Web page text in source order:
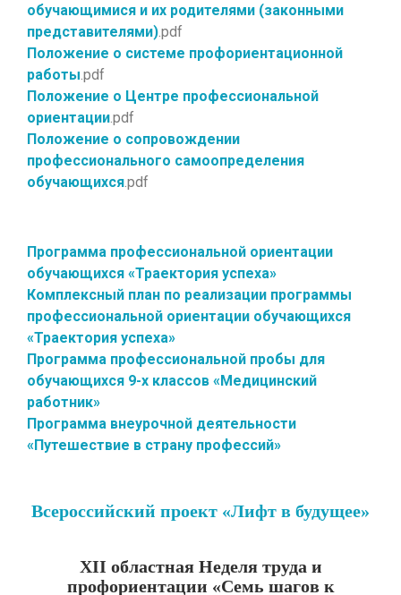
обучающимися и их родителями (законными
представителями).pdf
Положение о системе профориентационной
работы.pdf
Положение о Центре профессиональной
ориентации.pdf
Положение о сопровождении
профессионального самоопределения
обучающихся.pdf
Программа профессиональной ориентации
обучающихся «Траектория успеха»
Комплексный план по реализации программы
профессиональной ориентации обучающихся
«Траектория успеха»
Программа профессиональной пробы для
обучающихся 9-х классов «Медицинский
работник»
Программа внеурочной деятельности
«Путешествие в страну профессий»
Всероссийский проект «Лифт в будущее»
ХII областная Неделя труда и
профориентации «Семь шагов к